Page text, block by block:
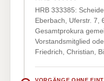
HRB 333385:
Eberbach, Uferstr. 7,
Gesamtprokura
Vorstandsmitglied
Friedrich, Christian,